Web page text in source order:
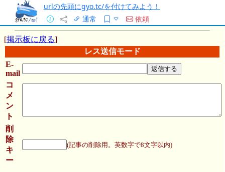
urlの先頭にgyo.tc/を付けてみよう！
通常
依頼